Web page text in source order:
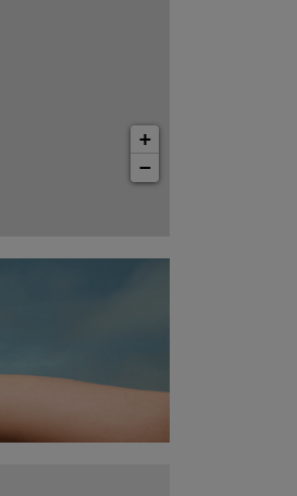
+
−